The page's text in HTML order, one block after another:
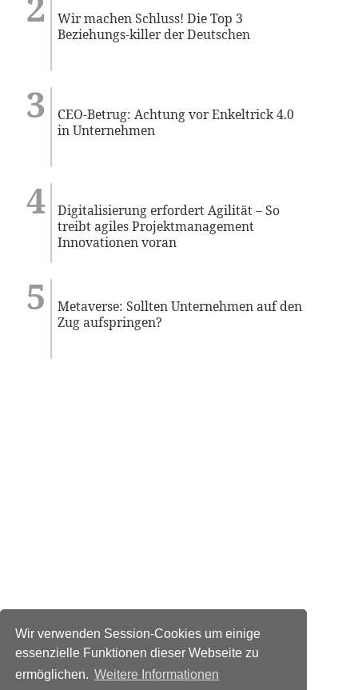
Wir verwenden Session-Cookies um einige
essenzielle Funktionen dieser Webseite zu
ermöglichen. Weitere Informationen
Wir machen Schluss! Die Top 3
Beziehungs-killer der Deutschen
CEO-Betrug: Achtung vor Enkeltrick 4.0
in Unternehmen
Digitalisierung erfordert Agilität – So
treibt agiles Projektmanagement
Innovationen voran
Metaverse: Sollten Unternehmen auf den
Zug aufspringen?